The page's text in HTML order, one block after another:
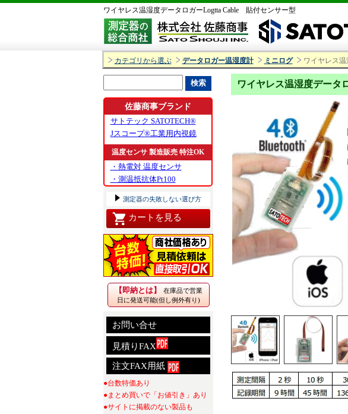
ワイヤレス温湿度データロガーLogtta Cable 貼付センサー型
カテゴリから選ぶ データロガー温湿度計 ミニログ ワイヤレス
ワイヤレス温湿度データ
佐藤商事ブランド
サトテック SATOTECH®
Jスコープ®工業用内視鏡
温度センサ 製造販売 特注OK
・熱電対 温度センサ
・測温抵抗体Pt100
測定器の失敗しない選び方
カートを見る
【即納とは】
在庫品で営業
日に発送可能(但し例外有り)
お問い合せ
見積りFAX
注文FAX用紙
●台数特価あり
●まとめ買いで「お値引き」あり
●サイトに掲載のない製品も